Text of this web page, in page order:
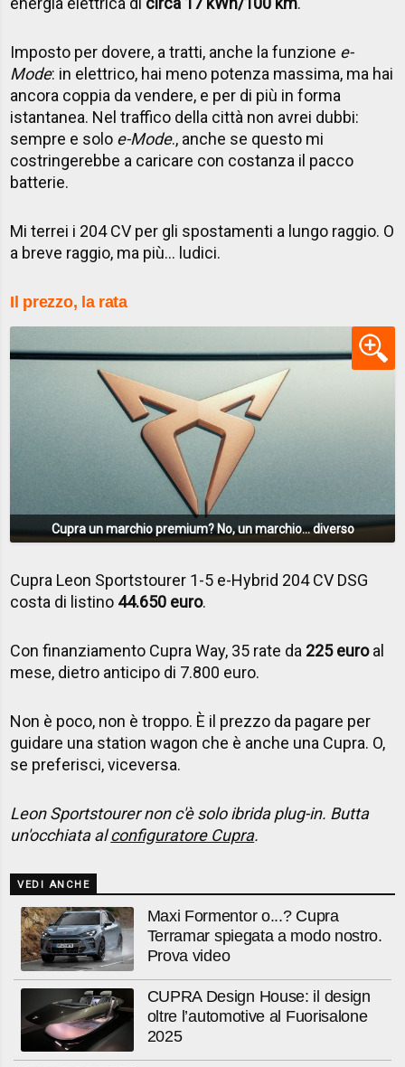
Imposto per dovere, a tratti, anche la funzione e-
Mode: in elettrico, hai meno potenza massima, ma hai
ancora coppia da vendere, e per di più in forma
istantanea. Nel traffico della città non avrei dubbi:
sempre e solo e-Mode., anche se questo mi
costringerebbe a caricare con costanza il pacco
batterie.
Mi terrei i 204 CV per gli spostamenti a lungo raggio. O
a breve raggio, ma più... ludici.
Il prezzo, la rata
Cupra un marchio premium? No, un marchio... diverso
Cupra Leon Sportstourer 1-5 e-Hybrid 204 CV DSG
costa di listino 44.650 euro.
Con finanziamento Cupra Way, 35 rate da 225 euroal
mese, dietro anticipo di 7.800 euro.
Non è poco, non è troppo. È il prezzo da pagare per
guidare una station wagon che è anche una Cupra. O,
se preferisci, viceversa.
Leon Sportstourer non c'è solo ibrida plug-in. Butta
un'occhiata alconfiguratore Cupra.
VEDI ANCHE
Maxi Formentor o...? Cupra
Terramar spiegata a modo nostro.
Prova video
CUPRA Design House: il design
oltre l’automotive al Fuorisalone
2025